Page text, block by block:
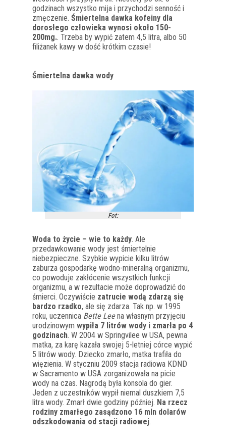
godzinach wszystko mija i przychodzi senność i
zmęczenie. Śmiertelna dawka kofeiny dla
dorosłego człowieka wynosi około 150-
200mg.. Trzeba by wypić zatem 4,5 litra, albo 50
filiżanek kawy w dość krótkim czasie!
Śmiertelna dawka wody
Fot:
Woda to życie – wie to każdy. Ale
przedawkowanie wody jest śmiertelnie
niebezpieczne. Szybkie wypicie kilku litrów
zaburza gospodarkę wodno-mineralną organizmu,
co powoduje zakłócenie wszystkich funkcji
organizmu, a w rezultacie może doprowadzić do
śmierci. Oczywiście zatrucie wodą zdarzą się
bardzo rzadko, ale się zdarza. Tak np. w 1995
roku, uczennica Bette Leena własnym przyjęciu
urodzinowym wypiła 7 litrów wody i zmarła po 4
godzinach. W 2004 w Springvilee w USA, pewna
matka, za karę kazała swojej 5-letniej córce wypić
5 litrów wody. Dziecko zmarło, matka trafiła do
więzienia. W styczniu 2009 stacja radiowa KDND
w Sacramento w USA zorganizowała na picie
wody na czas. Nagrodą była konsola do gier.
Jeden z uczestników wypił niemal duszkiem 7,5
litra wody. Zmarł dwie godziny później. Na rzecz
rodziny zmarłego zasądzono 16 mln dolarów
odszkodowania od stacji radiowej.